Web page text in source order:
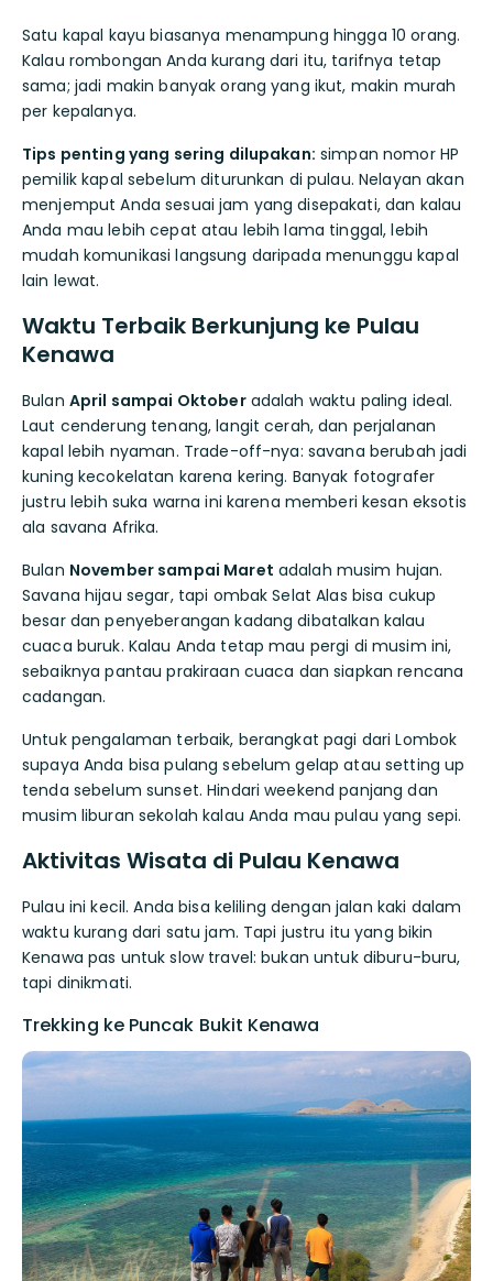
Satu kapal kayu biasanya menampung hingga 10 orang.
Kalau rombongan Anda kurang dari itu, tarifnya tetap
sama; jadi makin banyak orang yang ikut, makin murah
per kepalanya.
Tips penting yang sering dilupakan: simpan nomor HP
pemilik kapal sebelum diturunkan di pulau. Nelayan akan
menjemput Anda sesuai jam yang disepakati, dan kalau
Anda mau lebih cepat atau lebih lama tinggal, lebih
mudah komunikasi langsung daripada menunggu kapal
lain lewat.
Waktu Terbaik Berkunjung ke Pulau
Kenawa
Bulan April sampai Oktoberadalah waktu paling ideal.
Laut cenderung tenang, langit cerah, dan perjalanan
kapal lebih nyaman. Trade-off-nya: savana berubah jadi
kuning kecokelatan karena kering. Banyak fotografer
justru lebih suka warna ini karena memberi kesan eksotis
ala savana Afrika.
Bulan November sampai Maret adalah musim hujan.
Savana hijau segar, tapi ombak Selat Alas bisa cukup
besar dan penyeberangan kadang dibatalkan kalau
cuaca buruk. Kalau Anda tetap mau pergi di musim ini,
sebaiknya pantau prakiraan cuaca dan siapkan rencana
cadangan.
Untuk pengalaman terbaik, berangkat pagi dari Lombok
supaya Anda bisa pulang sebelum gelap atau setting up
tenda sebelum sunset. Hindari weekend panjang dan
musim liburan sekolah kalau Anda mau pulau yang sepi.
Aktivitas Wisata di Pulau Kenawa
Pulau ini kecil. Anda bisa keliling dengan jalan kaki dalam
waktu kurang dari satu jam. Tapi justru itu yang bikin
Kenawa pas untuk slow travel: bukan untuk diburu-buru,
tapi dinikmati.
Trekking ke Puncak Bukit Kenawa